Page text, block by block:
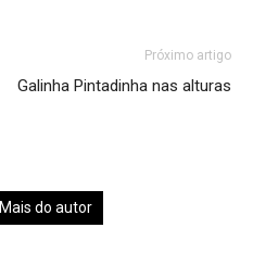
Próximo artigo
Galinha Pintadinha nas alturas
Mais do autor